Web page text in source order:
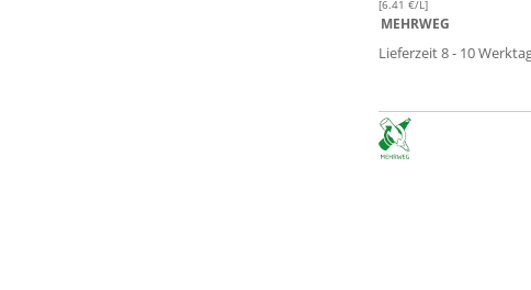
[6.41 €/L]
MEHRWEG
Lieferzeit 8 - 10